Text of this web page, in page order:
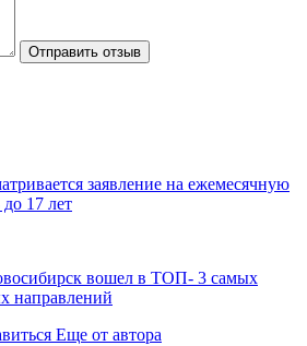
Отправить отзыв
заявление на ежемесячную
17 лет
вошел в ТОП- 3 самых
направлений
Еще от автора